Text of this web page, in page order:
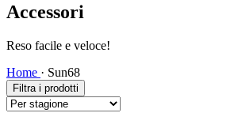
Accessori
Spedizione veloce!
Home · Sun68
Filtra i prodotti